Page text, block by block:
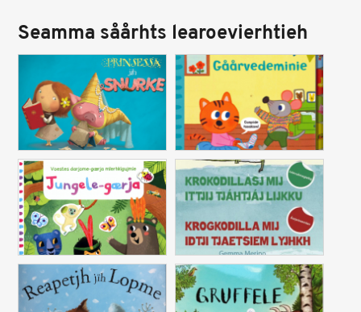
Seamma såårhts learoevierhtieh